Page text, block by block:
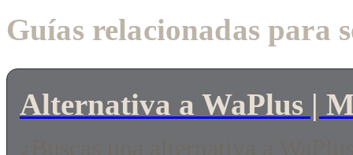
Guías relacionadas para
Alternativa a WaPlus |